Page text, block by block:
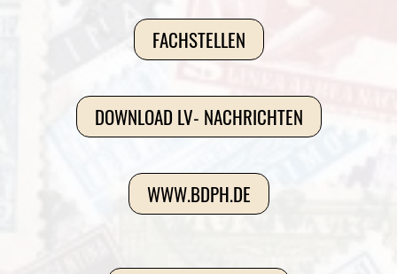
FACHSTELLEN
DOWNLOAD LV- NACHRICHTEN
WWW.BDPH.DE